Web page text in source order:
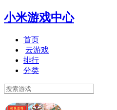
小米游戏中心
首页
云游戏
排行
分类